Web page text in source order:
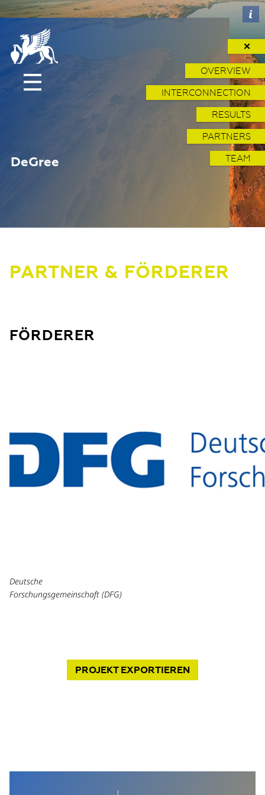
DeGree
✕
OVERVIEW
INTERCONNECTION
RESULTS
PARTNERS
TEAM
PARTNER & FÖRDERER
FÖRDERER
Deutsche
Forschungsgemeinschaft (DFG)
PROJEKTEXPORTIEREN